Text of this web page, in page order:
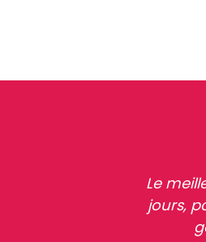
Le
jours,